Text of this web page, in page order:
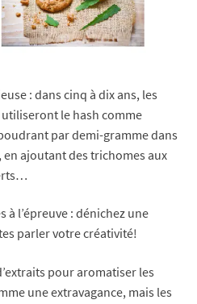
: dans cinq à dix ans, les
le hash comme
par demi-gramme dans
ajoutant des trichomes aux
à l’épreuve : dénichez une
parler votre créativité!
pour aromatiser les
une extravagance, mais les